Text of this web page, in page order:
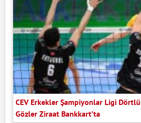
CEV Erkekler Şampiyonlar Ligi
Gözler Ziraat Bankkart’ta